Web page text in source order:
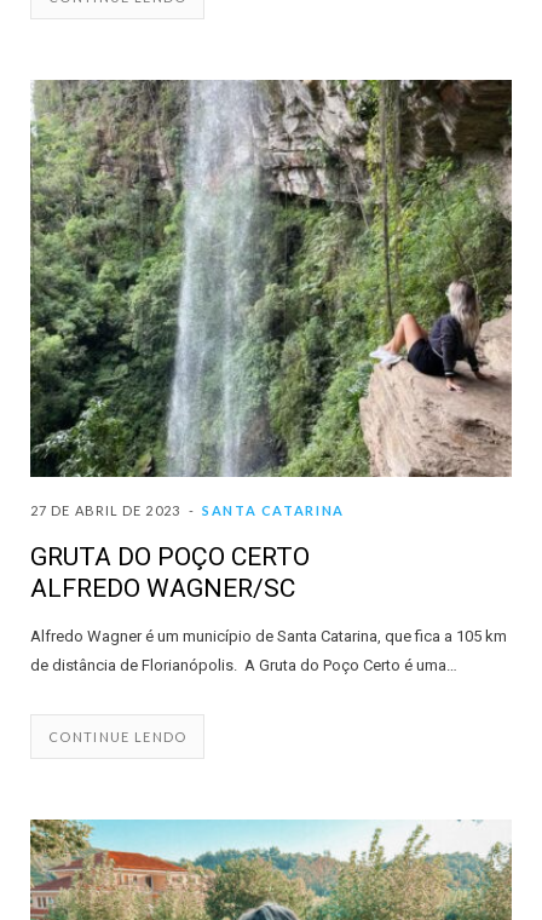
SANTA CATARINA
27 DE ABRIL DE 2023
GRUTA DO POÇO CERTO
ALFREDO WAGNER/SC
Alfredo Wagner é um município de Santa Catarina, que fica a 105 km
de distância de Florianópolis. A Gruta do Poço Certo é uma…
CONTINUE LENDO